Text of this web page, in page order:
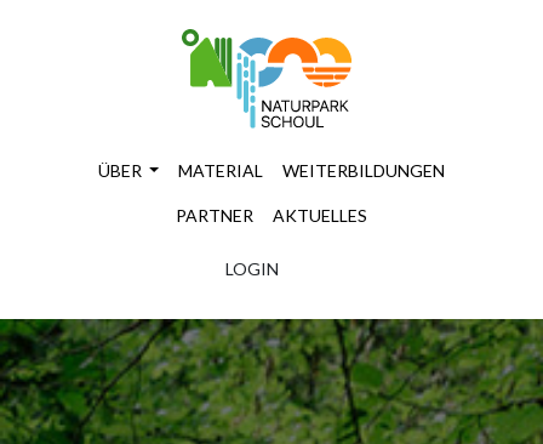
ÜBER MATERIAL WEITERBILDUNGEN
PARTNER AKTUELLES
LOGIN